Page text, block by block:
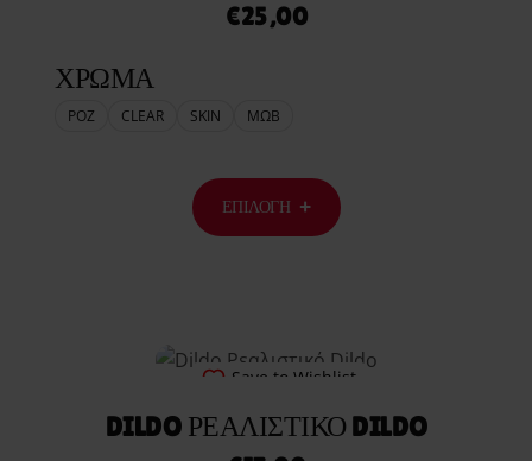
€25,00
ΧΡΩΜΑ
ΡΟΖ CLEAR SKIN ΜΩΒ
ΕΠΙΛΟΓΉ
Save to Wishlist
DILDO ΡΕΑΛΙΣΤΙΚΌ DILDO